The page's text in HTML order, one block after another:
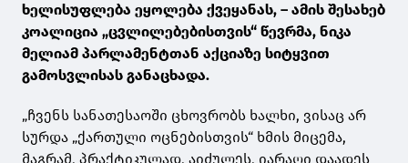
ხელისუფლება ეყოლება ქვეყანას, – ამის შესახებ
კოალიცია „ცვლილებებისთვის“ წევრმა, ნიკა
მელიამ პარლამენტთან აქციაზე სიტყვით
გამოსვლისას განაცხადა.
„ჩვენს სანათესაოში ცხოვრობს ხალხი, ვისაც არ
სურდა „ქართული ოცნებისთვის“ ხმის მიცემა,
მაგრამ, პრაქტიკულად, აიძულეს, იარაღი დაადეს